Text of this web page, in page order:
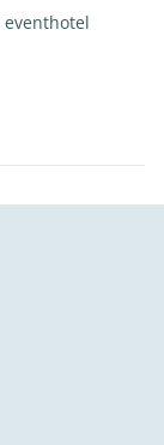
eventhotel